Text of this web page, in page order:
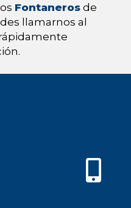
Fontaneros de
llamarnos al